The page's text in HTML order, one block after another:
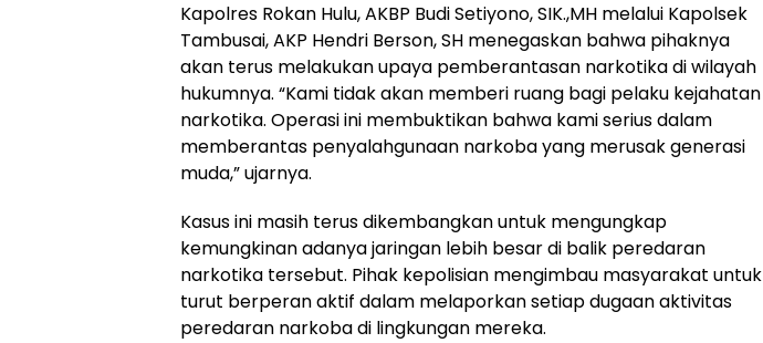
Kapolres Rokan Hulu, AKBP Budi Setiyono, SIK.,MH melalui Kapolsek
Tambusai, AKP Hendri Berson, SH menegaskan bahwa pihaknya
akan terus melakukan upaya pemberantasan narkotika di wilayah
hukumnya. “Kami tidak akan memberi ruang bagi pelaku kejahatan
narkotika. Operasi ini membuktikan bahwa kami serius dalam
memberantas penyalahgunaan narkoba yang merusak generasi
muda,” ujarnya.
Kasus ini masih terus dikembangkan untuk mengungkap
kemungkinan adanya jaringan lebih besar di balik peredaran
narkotika tersebut. Pihak kepolisian mengimbau masyarakat untuk
turut berperan aktif dalam melaporkan setiap dugaan aktivitas
peredaran narkoba di lingkungan mereka.